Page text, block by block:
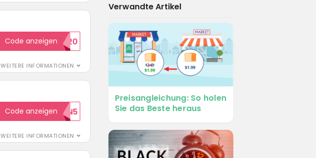
WEITERE INFORMATIONEN
Code anzeigenSALE20
WEITERE INFORMATIONEN
Code anzeigen
WILKOMMEN5
Verwandte Artikel
Preisangleichung: So holen
Sie das Beste heraus